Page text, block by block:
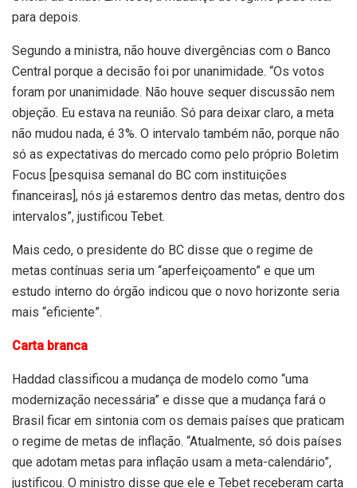
para depois.
Segundo a ministra, não houve divergências com o Banco
Central porque a decisão foi por unanimidade. “Os votos
foram por unanimidade. Não houve sequer discussão nem
objeção. Eu estava na reunião. Só para deixar claro, a meta
não mudou nada, é 3%. O intervalo também não, porque não
só as expectativas do mercado como pelo próprio Boletim
Focus [pesquisa semanal do BC com instituições
financeiras], nós já estaremos dentro das metas, dentro dos
intervalos”, justificou Tebet.
Mais cedo, o presidente do BC disse que o regime de
metas contínuas seria um “aperfeiçoamento” e que um
estudo interno do órgão indicou que o novo horizonte seria
mais “eficiente”.
Carta branca
Haddad classificou a mudança de modelo como “uma
modernização necessária” e disse que a mudança fará o
Brasil ficar em sintonia com os demais países que praticam
o regime de metas de inflação. “Atualmente, só dois países
que adotam metas para inflação usam a meta-calendário”,
justificou. O ministro disse que ele e Tebet receberam carta